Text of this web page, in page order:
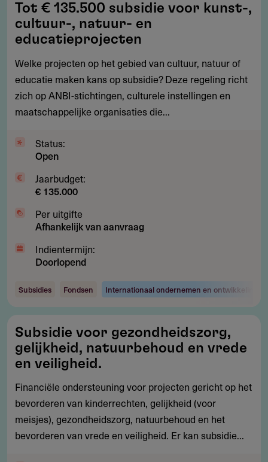
€
135.500
subsidie
voor
kunst-,
cultuur-,
natuur-
educatieprojecten
Tot € 135.500 subsidie voor kunst-,
cultuur-, natuur- en
educatieprojecten
Welke projecten op het gebied van cultuur, natuur of
educatie maken kans op subsidie? Deze regeling richt
zich op ANBI-stichtingen, culturele instellingen en
maatschappelijke organisaties die...
Status:
Open
Jaarbudget:
€ 135.000
Per uitgifte
Afhankelijk van aanvraag
Indientermijn:
Doorlopend
Subsidies Fondsen Internationaal ondernemen en
voor
gezondheidszorg,
gelijkheid,
natuurbehoud
en
vrede
en
Subsidie voor gezondheidszorg,
gelijkheid, natuurbehoud en vrede
en veiligheid.
Financiële ondersteuning voor projecten gericht op het
bevorderen van kinderrechten, gelijkheid (voor
meisjes), gezondheidszorg, natuurbehoud en het
bevorderen van vrede en veiligheid. Er kan subsidie...